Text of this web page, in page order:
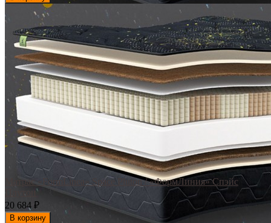
Матрас «FormLinea» Space Pluton / «ФормЛиния» Спэйс
Плутон
20 684 ₽
В корзину